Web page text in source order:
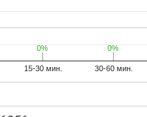
15-30 мин. 30-60 мин.
0%
0% 0%
0%